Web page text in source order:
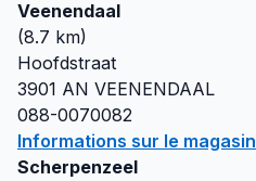
Veenendaal
(8.7 km)
Hoofdstraat
3901 AN VEENENDAAL
088-0070082
Informations sur le magasin
Scherpenzeel